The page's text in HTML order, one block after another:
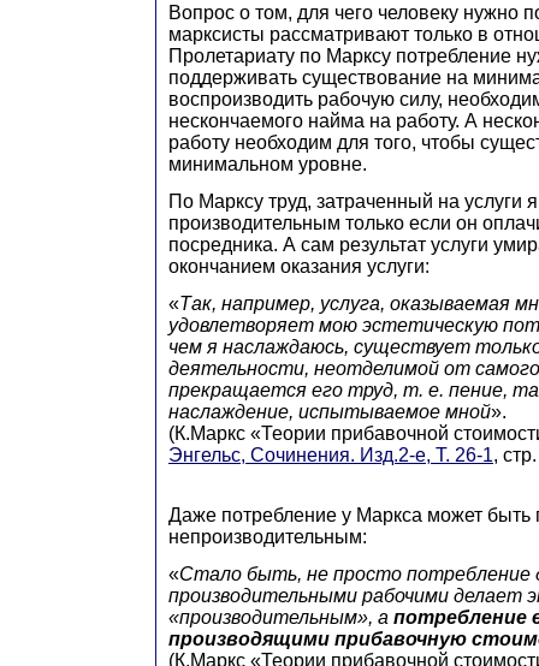
Вопрос о том, для чего человеку нужно
марксисты рассматривают только в
Пролетариату по Марксу потребление
поддерживать существование на
воспроизводить рабочую силу,
нескончаемого найма на работу. А
работу необходим для того, чтобы
минимальном уровне.
По Марксу труд, затраченный на услуги
производительным только если он
посредника. А сам результат услуги
окончанием оказания услуги:
«Так, например, услуга, оказываемая
удовлетворяет мою эстетическую
чем я наслаждаюсь, существует
деятельности, неотделимой от
прекращается его труд, т. е. пение,
наслаждение, испытываемое мной».
(К.Маркс «Теории прибавочной
Энгельс, Сочинения. Изд.2-е, Т. 26-1,
Даже потребление у Маркса может быть
непроизводительным:
«Стало быть, не просто потребление
производительными рабочими делает
«производительным», а потребление
производящими прибавочную
(К.Маркс «Теории прибавочной